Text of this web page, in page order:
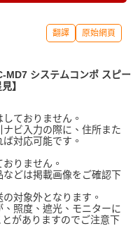
翻譯 原始網頁
MD7 システムコンポ スピー
】
ておりません。
ビ入力の際に、住所また
対応可能です。
りません。
どは掲載画像をご確認下
対象外となります。
照度、遮光、モニターに
がありますのでご注意下